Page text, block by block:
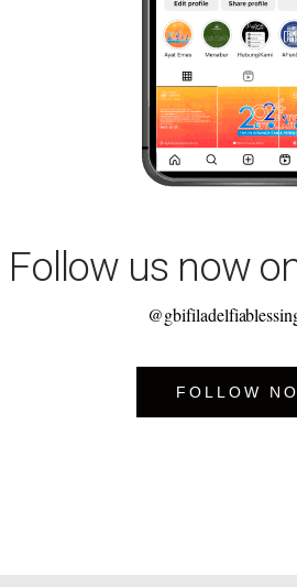
Follow us now
FOLLOW